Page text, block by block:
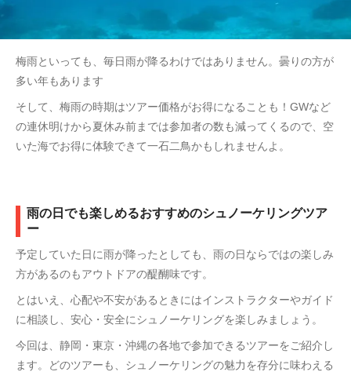
梅雨といっても、毎日雨が降るわけではありません。曇りの方が
多い年もあります
そして、梅雨の時期はツアー価格がお得になることも！GWなど
の連休明けから夏休み前までは参加者の数も減ってくるので、空
いた海でお得に体験できて一石二鳥かもしれませんよ。
雨の日でも楽しめるおすすめのシュノーケリングツア
ー
予定していた日に雨が降ったとしても、雨の日ならではの楽しみ
方があるのもアウトドアの醍醐味です。
とはいえ、心配や不安があるときにはインストラクターやガイド
に相談し、安心・安全にシュノーケリングを楽しみましょう。
今回は、静岡・東京・沖縄の各地で参加できるツアーをご紹介し
ます。どのツアーも、シュノーケリングの魅力を存分に味わえる